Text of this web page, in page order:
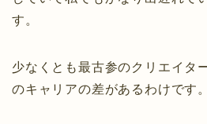
す。
少なくとも最古参のクリエイタ
のキャリアの差があるわけです。